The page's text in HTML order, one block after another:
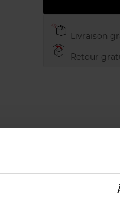
Livraison
Retour